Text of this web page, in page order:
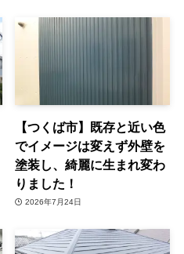
【つくば市】既存と近い色
でイメージは変えず外壁を
塗装し、綺麗に生まれ変わ
りました！
2026年7月24日